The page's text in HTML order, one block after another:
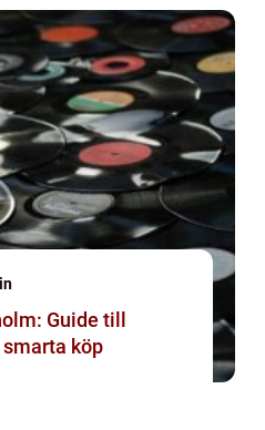
Guide till
smarta köp